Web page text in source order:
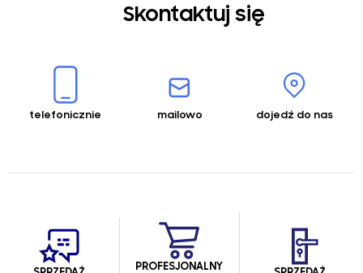
Skontaktuj się
telefonicznie mailowo dojedź do nas
PROFESJONALNY